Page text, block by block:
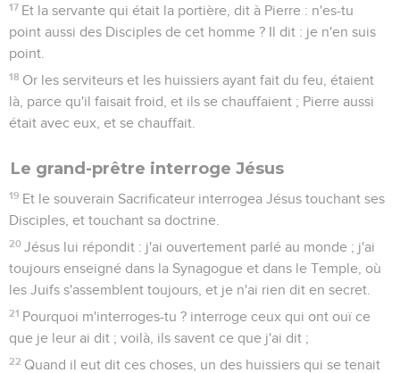
17 Et la servante qui était la portière, dit à Pierre : n'es-tu
point aussi des Disciples de cet homme ? Il dit : je n'en suis
point.
18 Or les serviteurs et les huissiers ayant fait du feu, étaient
là, parce qu'il faisait froid, et ils se chauffaient ; Pierre aussi
était avec eux, et se chauffait.
Le grand-prêtre interroge Jésus
19 Et le souverain Sacrificateur interrogea Jésus touchant ses
Disciples, et touchant sa doctrine.
20 Jésus lui répondit : j'ai ouvertement parlé au monde ; j'ai
toujours enseigné dans la Synagogue et dans le Temple, où
les Juifs s'assemblent toujours, et je n'ai rien dit en secret.
21 Pourquoi m'interroges-tu ? interroge ceux qui ont ouï ce
que je leur ai dit ; voilà, ils savent ce que j'ai dit ;
22 Quand il eut dit ces choses, un des huissiers qui se tenait